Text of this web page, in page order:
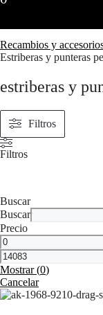
Recambios y
Estriberas y punteras
estriberas y
Filtros
Filtros
Buscar
Buscar
Precio
Mostrar(0)
Cancelar